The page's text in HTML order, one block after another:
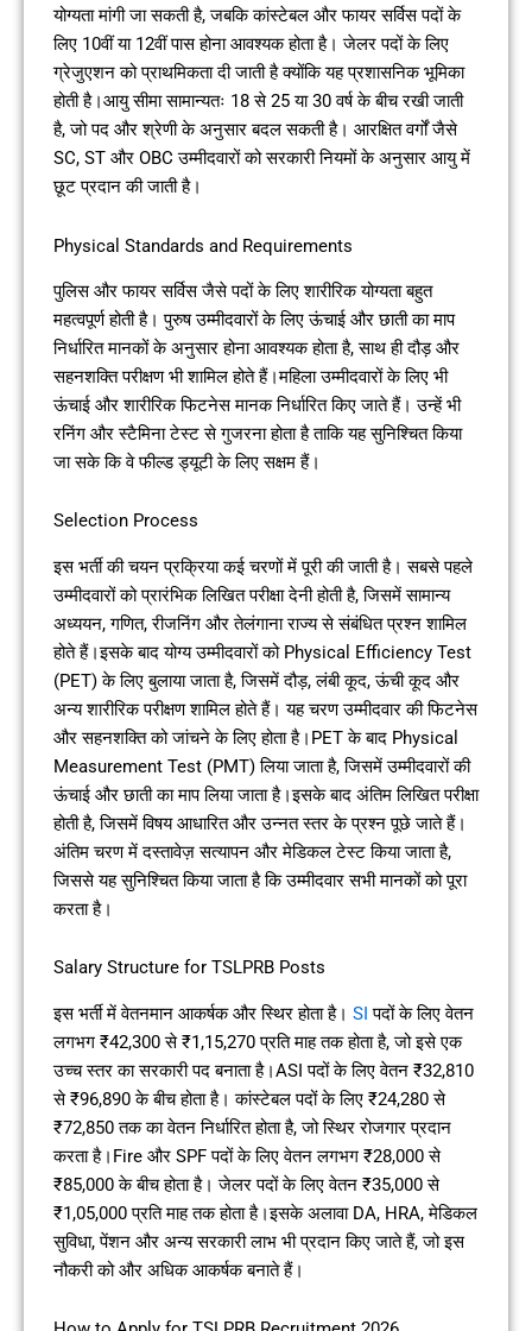
योग्यता मांगी जा सकती है, जबकि कांस्टेबल और फायर सर्विस पदों के
लिए 10वीं या 12वीं पास होना आवश्यक होता है। जेलर पदों के लिए
ग्रेजुएशन को प्राथमिकता दी जाती है क्योंकि यह प्रशासनिक भूमिका
होती है।आयु सीमा सामान्यतः 18 से 25 या 30 वर्ष के बीच रखी जाती
है, जो पद और श्रेणी के अनुसार बदल सकती है। आरक्षित वर्गों जैसे
SC, ST और OBC उम्मीदवारों को सरकारी नियमों के अनुसार आयु में
छूट प्रदान की जाती है।
Physical Standards and Requirements
पुलिस और फायर सर्विस जैसे पदों के लिए शारीरिक योग्यता बहुत
महत्वपूर्ण होती है। पुरुष उम्मीदवारों के लिए ऊंचाई और छाती का माप
निर्धारित मानकों के अनुसार होना आवश्यक होता है, साथ ही दौड़ और
सहनशक्ति परीक्षण भी शामिल होते हैं।महिला उम्मीदवारों के लिए भी
ऊंचाई और शारीरिक फिटनेस मानक निर्धारित किए जाते हैं। उन्हें भी
रनिंग और स्टैमिना टेस्ट से गुजरना होता है ताकि यह सुनिश्चित किया
जा सके कि वे फील्ड ड्यूटी के लिए सक्षम हैं।
Selection Process
इस भर्ती की चयन प्रक्रिया कई चरणों में पूरी की जाती है। सबसे पहले
उम्मीदवारों को प्रारंभिक लिखित परीक्षा देनी होती है, जिसमें सामान्य
अध्ययन, गणित, रीजनिंग और तेलंगाना राज्य से संबंधित प्रश्न शामिल
होते हैं।इसके बाद योग्य उम्मीदवारों को Physical Efficiency Test
(PET) के लिए बुलाया जाता है, जिसमें दौड़, लंबी कूद, ऊंची कूद और
अन्य शारीरिक परीक्षण शामिल होते हैं। यह चरण उम्मीदवार की फिटनेस
और सहनशक्ति को जांचने के लिए होता है।PET के बाद Physical
Measurement Test (PMT) लिया जाता है, जिसमें उम्मीदवारों की
ऊंचाई और छाती का माप लिया जाता है।इसके बाद अंतिम लिखित परीक्षा
होती है, जिसमें विषय आधारित और उन्नत स्तर के प्रश्न पूछे जाते हैं।
अंतिम चरण में दस्तावेज़ सत्यापन और मेडिकल टेस्ट किया जाता है,
जिससे यह सुनिश्चित किया जाता है कि उम्मीदवार सभी मानकों को पूरा
करता है।
Salary Structure for TSLPRB Posts
इस भर्ती में वेतनमान आकर्षक और स्थिर होता है। SI पदों के लिए वेतन
लगभग ₹42,300 से ₹1,15,270 प्रति माह तक होता है, जो इसे एक
उच्च स्तर का सरकारी पद बनाता है।ASI पदों के लिए वेतन ₹32,810
से ₹96,890 के बीच होता है। कांस्टेबल पदों के लिए ₹24,280 से
₹72,850 तक का वेतन निर्धारित होता है, जो स्थिर रोजगार प्रदान
करता है।Fire और SPF पदों के लिए वेतन लगभग ₹28,000 से
₹85,000 के बीच होता है। जेलर पदों के लिए वेतन ₹35,000 से
₹1,05,000 प्रति माह तक होता है।इसके अलावा DA, HRA, मेडिकल
सुविधा, पेंशन और अन्य सरकारी लाभ भी प्रदान किए जाते हैं, जो इस
नौकरी को और अधिक आकर्षक बनाते हैं।